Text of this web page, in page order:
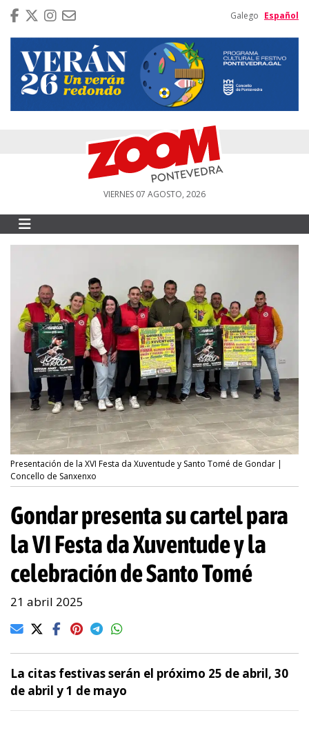
Galego Español
VIERNES 07 AGOSTO, 2026
Presentación de la XVI Festa da Xuventude y Santo Tomé de Gondar |
Concello de Sanxenxo
Gondar presenta su cartel para
la VI Festa da Xuventude y la
celebración de Santo Tomé
21 abril 2025
La citas festivas serán el próximo 25 de abril, 30
de abril y 1 de mayo